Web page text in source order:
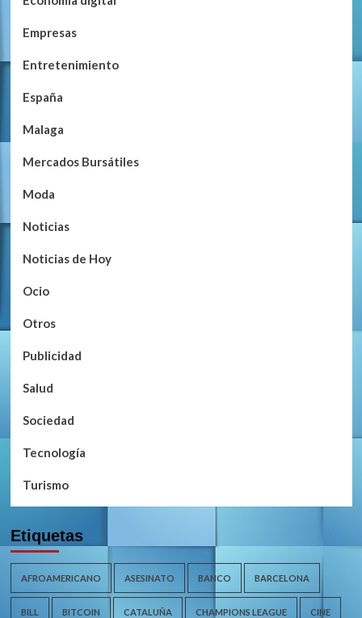
Empresas
Entretenimiento
España
Malaga
Mercados Bursátiles
Moda
Noticias
Noticias de Hoy
Ocio
Otros
Publicidad
Salud
Sociedad
Tecnología
Turismo
Etiquetas
AFROAMERICANO ASESINATO BANCO BARCELONA
BILL BITCOIN CATALUÑA CHAMPIONS LEAGUE CINE